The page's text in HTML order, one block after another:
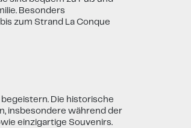
Besonders
zum Strand La Conque
Die historische
insbesondere während der
einzigartige Souvenirs.